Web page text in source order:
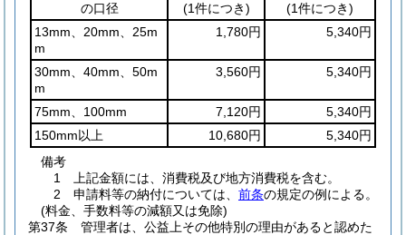
の口径
(1件につき)
(1件につき)
13mm、20mm、25m
m
1,780円 5,340円
30mm、40mm、50m
m
3,560円 5,340円
75mm、100mm 7,120円
5,340円
150mm以上
10,680円
5,340円
備考
1 上記金額には、消費税及び地方消費税を含む。
2 申請料等の納付については、 前条の規定の例による。
(料金、手数料等の減額又は免除)
第37条
管理者は、公益上その他特別の理由があると認めた